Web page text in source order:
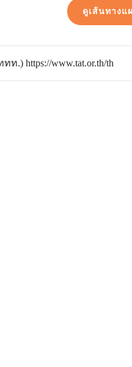
ดูเส้นทางแ
.) https://www.tat.or.th/th